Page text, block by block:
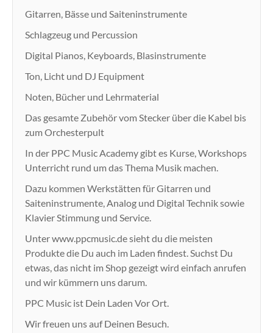
Gitarren, Bässe und Saiteninstrumente
Schlagzeug und Percussion
Digital Pianos, Keyboards, Blasinstrumente
Ton, Licht und DJ Equipment
Noten, Bücher und Lehrmaterial
Das gesamte Zubehör vom Stecker über die Kabel bis
zum Orchesterpult
In der PPC Music Academy gibt es Kurse, Workshops
Unterricht rund um das Thema Musik machen.
Dazu kommen Werkstätten für Gitarren und
Saiteninstrumente, Analog und Digital Technik sowie
Klavier Stimmung und Service.
Unter www.ppcmusic.de sieht du die meisten
Produkte die Du auch im Laden findest. Suchst Du
etwas, das nicht im Shop gezeigt wird einfach anrufen
und wir kümmern uns darum.
PPC Music ist Dein Laden Vor Ort.
Wir freuen uns auf Deinen Besuch.